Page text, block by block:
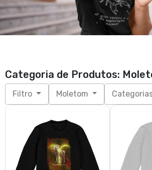
Categoria de Produtos:
Filtro Moletom